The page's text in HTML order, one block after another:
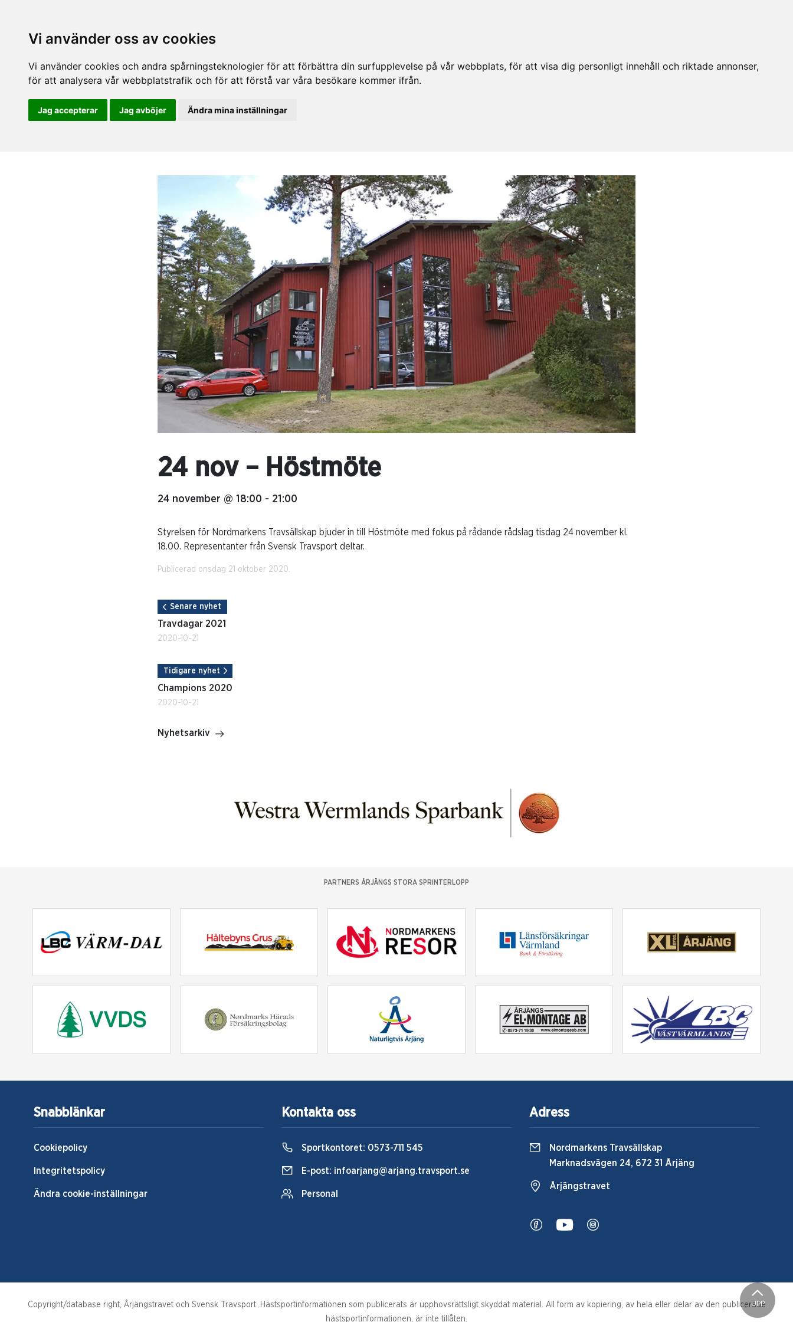
Vi använder oss av cookies
Vi använder cookies och andra spårningsteknologier för att förbättra din surfupplevelse på vår webbplats, för att visa dig personligt innehåll och riktade annonser,
för att analysera vår webbplatstrafik och för att förstå var våra besökare kommer ifrån.
Jag accepterar Jag avböjer Ändra mina inställningar
24 nov – Höstmöte
24 november @ 18:00 - 21:00
Styrelsen för Nordmarkens Travsällskap bjuder in till Höstmöte med fokus på rådande rådslag tisdag 24 november kl.
18.00. Representanter från Svensk Travsport deltar.
Publicerad onsdag 21 oktober 2020.
Senare nyhet
Travdagar 2021
2020-10-21
Tidigare nyhet
Champions 2020
2020-10-21
Nyhetsarkiv
PARTNERS ÅRJÄNGS STORA SPRINTERLOPP
Snabblänkar
Cookiepolicy
Integritetspolicy
Ändra cookie-inställningar
Kontakta oss
Sportkontoret: 0573-711 545
E-post: infoarjang@arjang.travsport.se
Personal
Adress
Nordmarkens Travsällskap
Marknadsvägen 24, 672 31 Årjäng
Årjängstravet
UPP
Copyright/database right, Årjängstravet och Svensk Travsport. Hästsportinformationen som publicerats är upphovsrättsligt skyddat material. All form av kopiering, av hela eller delar av den publicerade
hästsportinformationen, är inte tillåten.